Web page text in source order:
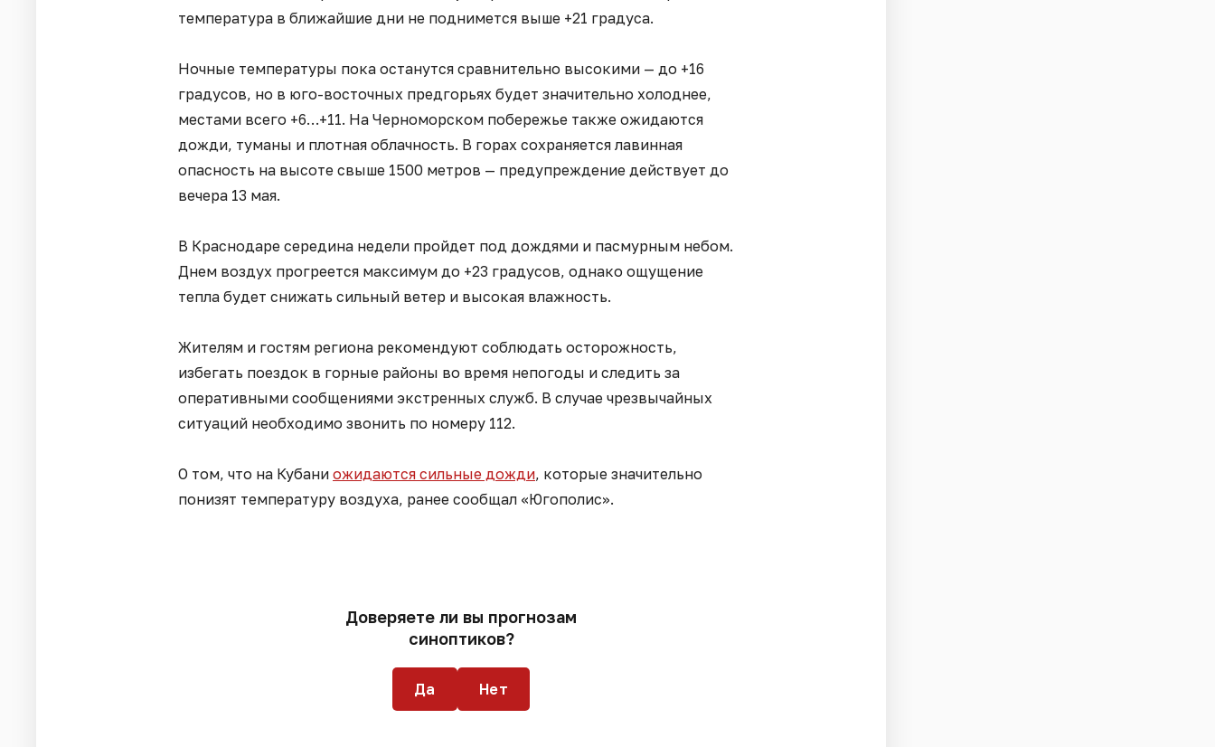
температура в ближайшие дни не поднимется выше +21 градуса.
Ночные температуры пока останутся сравнительно высокими — до +16
градусов, но в юго-восточных предгорьях будет значительно холоднее,
местами всего +6…+11. На Черноморском побережье также ожидаются
дожди, туманы и плотная облачность. В горах сохраняется лавинная
опасность на высоте свыше 1500 метров — предупреждение действует до
вечера 13 мая.
В Краснодаре середина недели пройдет под дождями и пасмурным небом.
Днем воздух прогреется максимум до +23 градусов, однако ощущение
тепла будет снижать сильный ветер и высокая влажность.
Жителям и гостям региона рекомендуют соблюдать осторожность,
избегать поездок в горные районы во время непогоды и следить за
оперативными сообщениями экстренных служб. В случае чрезвычайных
ситуаций необходимо звонить по номеру 112.
О том, что на Кубани ожидаются сильные дожди, которые значительно
понизят температуру воздуха, ранее сообщал «Югополис».
Доверяете ли вы прогнозам
синоптиков?
Да Нет